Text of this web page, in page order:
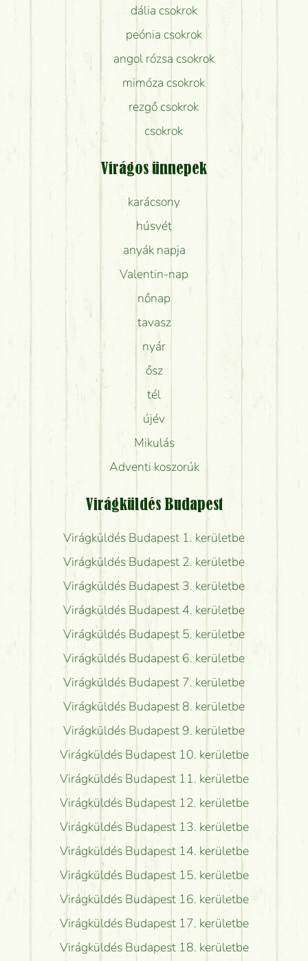
dália csokrok
peónia csokrok
angol rózsa csokrok
mimóza csokrok
rezgő csokrok
csokrok
Virágos ünnepek
karácsony
húsvét
anyák napja
Valentin-nap
nőnap
tavasz
nyár
ősz
tél
újév
Mikulás
Adventi koszorúk
Virágküldés Budapest
Virágküldés Budapest 1. kerületbe
Virágküldés Budapest 2. kerületbe
Virágküldés Budapest 3. kerületbe
Virágküldés Budapest 4. kerületbe
Virágküldés Budapest 5. kerületbe
Virágküldés Budapest 6. kerületbe
Virágküldés Budapest 7. kerületbe
Virágküldés Budapest 8. kerületbe
Virágküldés Budapest 9. kerületbe
Virágküldés Budapest 10. kerületbe
Virágküldés Budapest 11. kerületbe
Virágküldés Budapest 12. kerületbe
Virágküldés Budapest 13. kerületbe
Virágküldés Budapest 14. kerületbe
Virágküldés Budapest 15. kerületbe
Virágküldés Budapest 16. kerületbe
Virágküldés Budapest 17. kerületbe
Virágküldés Budapest 18. kerületbe